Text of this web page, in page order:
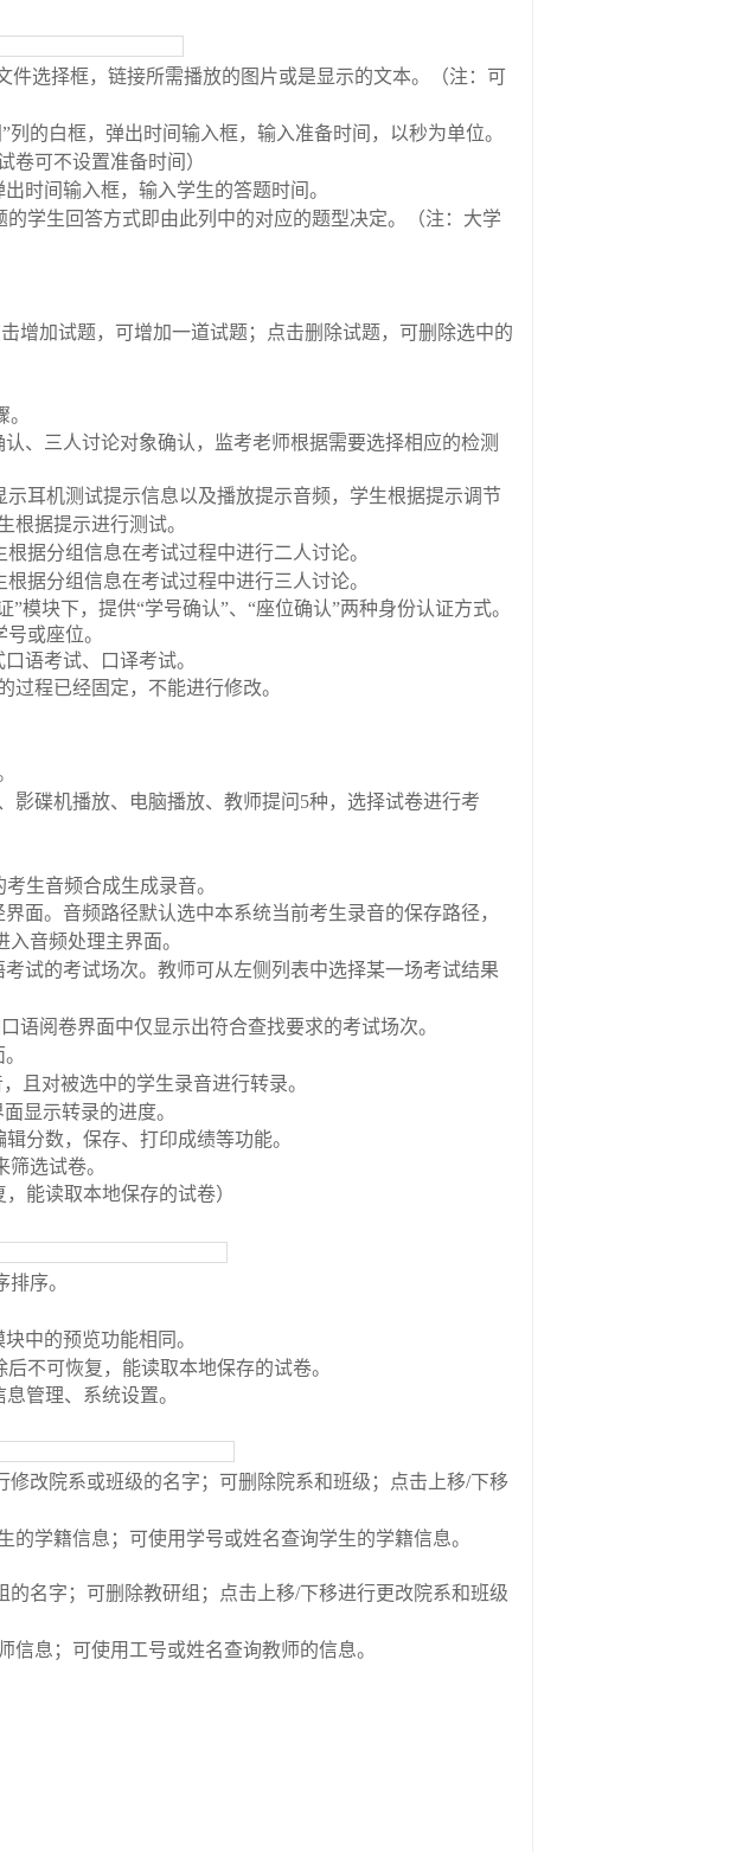
件选择框，链接所需播放的图片或是显示的文本。（注：可
”列的白框，弹出时间输入框，输入准备时间，以秒为单位。
卷可不设置准备时间）
时间输入框，输入学生的答题时间。
学生回答方式即由此列中的对应的题型决定。（注：大学
增加试题，可增加一道试题；点击删除试题，可删除选中的
、三人讨论对象确认，监考老师根据需要选择相应的检测
示耳机测试提示信息以及播放提示音频，学生根据提示调节
根据提示进行测试。
根据分组信息在考试过程中进行二人讨论。
根据分组信息在考试过程中进行三人讨论。
”模块下，提供“学号确认”、 “座位确认”两种身份认证方式。
或座位。
语考试、口译考试。
过程已经固定，不能进行修改。
影碟机播放、电脑播放、教师提问 5种，选择试卷进行考
生音频合成生成录音。
面。音频路径默认选中本系统当前考生录音的保存路径，
入音频处理主界面。
试的考试场次。教师可从左侧列表中选择某一场考试结果
语阅卷界面中仅显示出符合查找要求的考试场次。
且对被选中的学生录音进行转录。
显示转录的进度。
分数，保存、打印成绩等功能。
筛选试卷。
能读取本地保存的试卷）
序。
块中的预览功能相同。
不可恢复，能读取本地保存的试卷。
管理、系统设置。
改院系或班级的名字；可删除院系和班级；点击上移/下移
的学籍信息；可使用学号或姓名查询学生的学籍信息。
名字；可删除教研组；点击上移/下移进行更改院系和班级
信息；可使用工号或姓名查询教师的信息。